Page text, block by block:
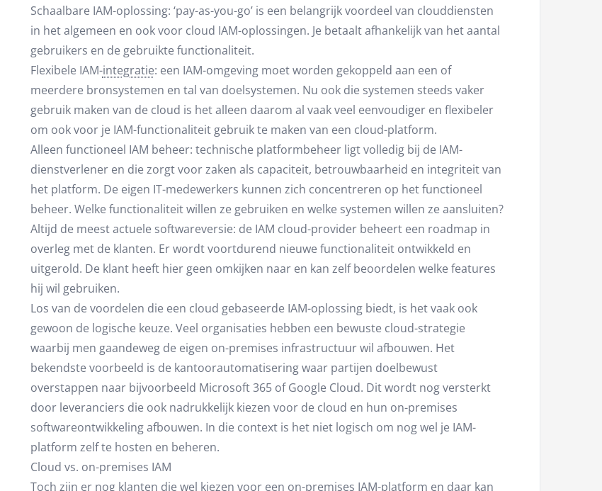
Schaalbare IAM-oplossing: ‘pay-as-you-go’ is een belangrijk voordeel van clouddiensten
in het algemeen en ook voor cloud IAM-oplossingen. Je betaalt afhankelijk van het aantal
gebruikers en de gebruikte functionaliteit.
Flexibele IAM-integratie: een IAM-omgeving moet worden gekoppeld aan een of
meerdere bronsystemen en tal van doelsystemen. Nu ook die systemen steeds vaker
gebruik maken van de cloud is het alleen daarom al vaak veel eenvoudiger en flexibeler
om ook voor je IAM-functionaliteit gebruik te maken van een cloud-platform.
Alleen functioneel IAM beheer: technische platformbeheer ligt volledig bij de IAM-
dienstverlener en die zorgt voor zaken als capaciteit, betrouwbaarheid en integriteit van
het platform. De eigen IT-medewerkers kunnen zich concentreren op het functioneel
beheer. Welke functionaliteit willen ze gebruiken en welke systemen willen ze aansluiten?
Altijd de meest actuele softwareversie: de IAM cloud-provider beheert een roadmap in
overleg met de klanten. Er wordt voortdurend nieuwe functionaliteit ontwikkeld en
uitgerold. De klant heeft hier geen omkijken naar en kan zelf beoordelen welke features
hij wil gebruiken.
Los van de voordelen die een cloud gebaseerde IAM-oplossing biedt, is het vaak ook
gewoon de logische keuze. Veel organisaties hebben een bewuste cloud-strategie
waarbij men gaandeweg de eigen on-premises infrastructuur wil afbouwen. Het
bekendste voorbeeld is de kantoorautomatisering waar partijen doelbewust
overstappen naar bijvoorbeeld Microsoft 365 of Google Cloud. Dit wordt nog versterkt
door leveranciers die ook nadrukkelijk kiezen voor de cloud en hun on-premises
softwareontwikkeling afbouwen. In die context is het niet logisch om nog wel je IAM-
platform zelf te hosten en beheren.
Cloud vs. on-premises IAM
Toch zijn er nog klanten die wel kiezen voor een on-premises IAM-platform en daar kan